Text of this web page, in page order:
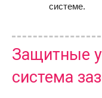
системе.
Защитные
система